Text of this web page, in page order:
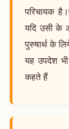
परिचायक
यदि उसी के
पुरुषार्थ के
यह उपदेश भी
कहते हैं